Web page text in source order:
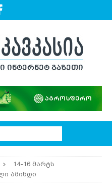
14-16 მარტს
ამინდი